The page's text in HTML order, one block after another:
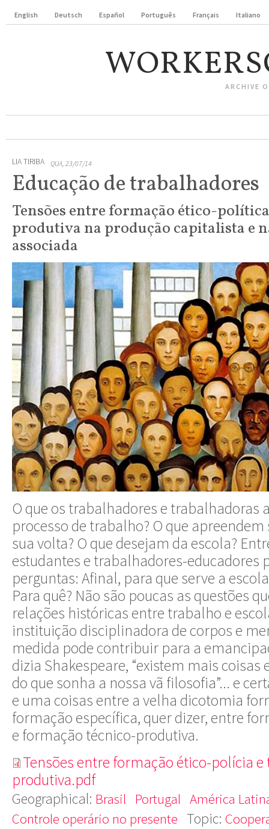
English Deutsch Español Português Français Italiano
ARCHIVE
LIA TIRIBA QUA, 23/07/14
Educação de trabalhadores
Tensões entre formação ético-
produtiva na produção capitalista e
associada
O que os trabalhadores e trabalhadoras
processo de trabalho? O que
sua volta? O que desejam da escola?
estudantes e trabalhadores-educadores
perguntas: Afinal, para que serve a
Para quê? Não são poucas as questões
relações históricas entre trabalho e
instituição disciplinadora de corpos e
medida pode contribuir para a
dizia Shakespeare, “existem mais coisas
do que sonha a nossa vã filosofia”... e
e uma coisas entre a velha dicotomia
formação específica, quer dizer, entre
e formação técnico-produtiva.
Tensões entre formação ético-polícia e
produtiva.pdf
Geographical: Brasil Portugal América
Controle operário no presente Topic: